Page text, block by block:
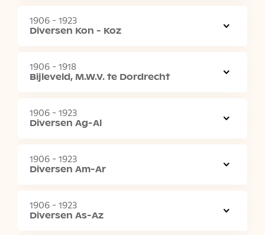
1906 - 1923
Diversen Kon - Koz
1906 - 1918
Bijleveld, M.W.V. te Dordrecht
1906 - 1923
Diversen Ag-Al
1906 - 1923
Diversen Am-Ar
1906 - 1923
Diversen As-Az